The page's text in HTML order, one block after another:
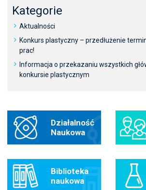
Kategorie
Aktualności
Konkurs plastyczny – przedłużenie
prac!
Informacja o przekazaniu wszystkich
konkursie plastycznym
Działalność
Naukowa
Biblioteka
naukowa